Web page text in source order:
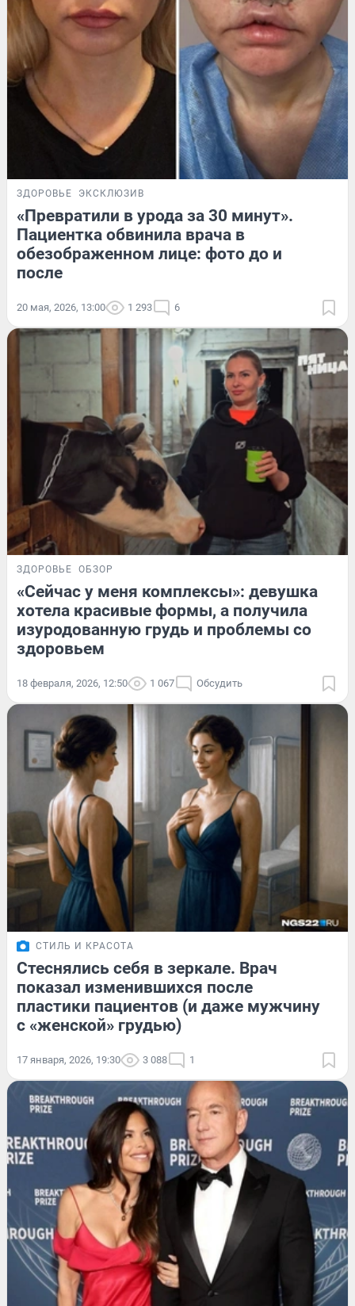
ЗДОРОВЬЕ ЭКСКЛЮЗИВ
«Превратили в урода за 30 минут».
Пациентка обвинила врача в
обезображенном лице: фото до и
после
20 мая, 2026, 13:00 1 293 6
ЗДОРОВЬЕ ОБЗОР
«Сейчас у меня комплексы»: девушка
хотела красивые формы, а получила
изуродованную грудь и проблемы со
здоровьем
18 февраля, 2026, 12:50 1 067 Обсудить
СТИЛЬ И КРАСОТА
Стеснялись себя в зеркале. Врач
показал изменившихся после
пластики пациентов (и даже мужчину
с «женской» грудью)
17 января, 2026, 19:30 3 088 1